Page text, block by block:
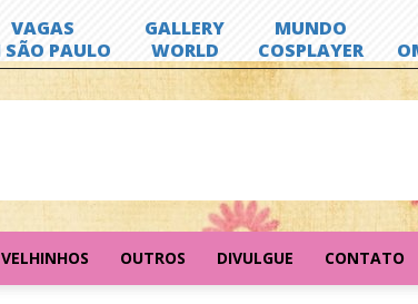
VELHINHOS OUTROS DIVULGUE CONTATO